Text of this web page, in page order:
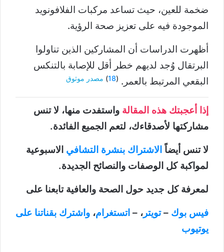
ضخمة للعين، حيث تساعد مركبات الفلافونويد
الموجودة فيه على تعزيز صحة الرؤية.
أظهرت الدراسات أن المشاركين الذين تناولوا
البرتقال وُجد لديهم خطر أقل للإصابة بالتنكس
البقعي المرتبط بالعمر. (
18
) مصدر موثوق
إذا أعجبتك هذه المقالة واستفدت منها، لا تنس
مشاركتها لأصدقاءك، لتعم الجميع الفائدة.
لا تنس أيضاً الاشتراك بنشرة التشافي الاسبوعية
لمواكبة كل الوصفات والنصائح الجديدة.
لمعرفة كل جديد حول الصحة والعافية تابعنا على
فيس بوك –تويتر ، – اتستغرام، واشترك بقناتنا على
يوتيوب